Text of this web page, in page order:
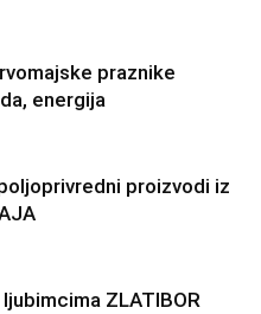
praznike
energija
proizvodi iz
ZLATIBOR